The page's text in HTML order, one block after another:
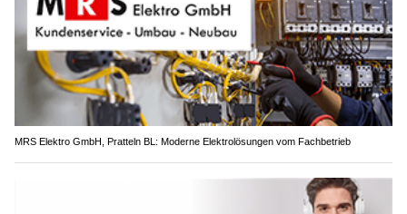
MRS Elektro GmbH, Pratteln BL: Moderne Elektrolösungen vom Fachbetrieb